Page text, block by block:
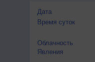
Дата
Время суток
Облачность
Явления